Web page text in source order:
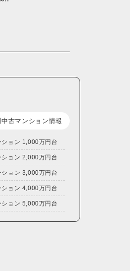
古マンション情報
ョン 1,000万円台
ョン 2,000万円台
ョン 3,000万円台
ョン 4,000万円台
ョン 5,000万円台